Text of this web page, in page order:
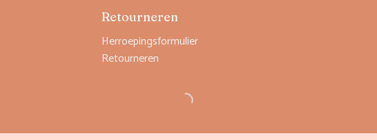
Retourneren
Herroepingsformulier
Retourneren